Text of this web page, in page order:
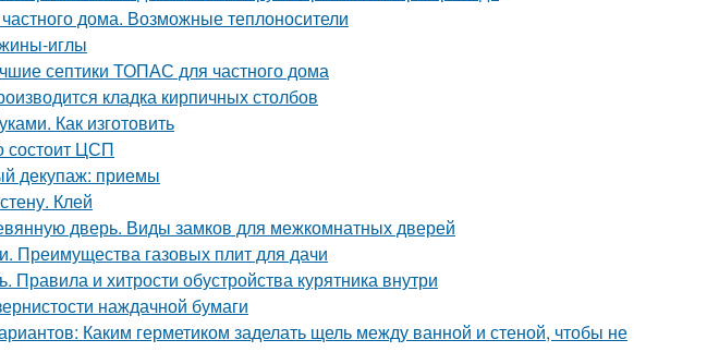
дома. Возможные теплоносители
иглы
септики ТОПАС для частного дома
кладка кирпичных столбов
Как изготовить
состоит ЦСП
декупаж: приемы
Клей
дверь. Виды замков для межкомнатных дверей
Преимущества газовых плит для дачи
Правила и хитрости обустройства курятника внутри
наждачной бумаги
Каким герметиком заделать щель между ванной и стеной, чтобы не